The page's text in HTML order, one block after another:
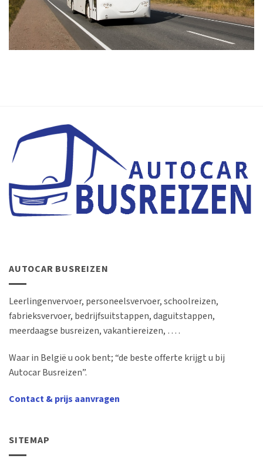
AUTOCAR BUSREIZEN
Leerlingenvervoer, personeelsvervoer, schoolreizen,
fabrieksvervoer, bedrijfsuitstappen, daguitstappen,
meerdaagse busreizen, vakantiereizen, … .
Waar in België u ook bent; “de beste offerte krijgt u bij
Autocar Busreizen”.
Contact & prijs aanvragen
SITEMAP